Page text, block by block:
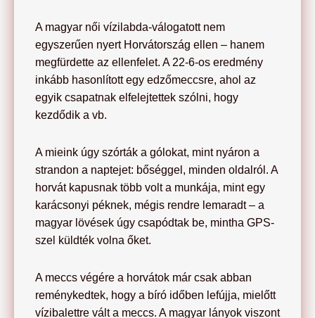
A magyar női vízilabda-válogatott nem
egyszerűen nyert Horvátország ellen – hanem
megfürdette az ellenfelet. A 22-6-os eredmény
inkább hasonlított egy edzőmeccsre, ahol az
egyik csapatnak elfelejtettek szólni, hogy
kezdődik a vb.
A mieink úgy szórták a gólokat, mint nyáron a
strandon a naptejet: bőséggel, minden oldalról. A
horvát kapusnak több volt a munkája, mint egy
karácsonyi péknek, mégis rendre lemaradt – a
magyar lövések úgy csapódtak be, mintha GPS-
szel küldték volna őket.
A meccs végére a horvátok már csak abban
reménykedtek, hogy a bíró időben lefújja, mielőtt
vízibalettre vált a meccs. A magyar lányok viszont